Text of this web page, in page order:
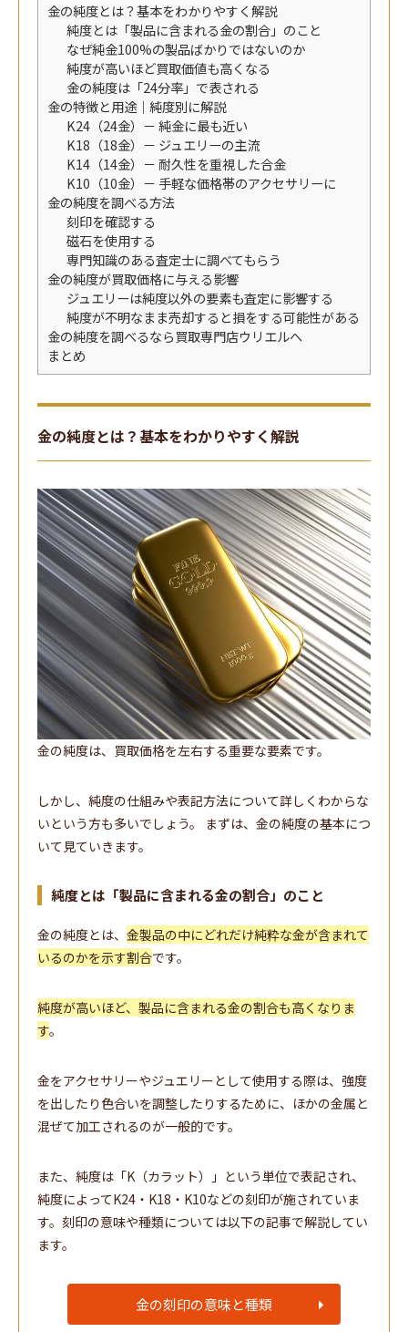
金の純度とは？基本をわかりやすく解説
純度とは「製品に含まれる金の割合」のこと
なぜ純金100%の製品ばかりではないのか
純度が高いほど買取価値も高くなる
金の純度は「24分率」で表される
金の特徴と用途｜純度別に解説
K24（24金）－ 純金に最も近い
K18（18金）－ ジュエリーの主流
K14（14金）－ 耐久性を重視した合金
K10（10金）－ 手軽な価格帯のアクセサリーに
金の純度を調べる方法
刻印を確認する
磁石を使用する
専門知識のある査定士に調べてもらう
金の純度が買取価格に与える影響
ジュエリーは純度以外の要素も査定に影響する
純度が不明なまま売却すると損をする可能性がある
金の純度を調べるなら買取専門店ウリエルへ
まとめ
金の純度とは？基本をわかりやすく解説
金の純度は、買取価格を左右する重要な要素です。
しかし、純度の仕組みや表記方法について詳しくわからな
いという方も多いでしょう。 まずは、金の純度の基本につ
いて見ていきます。
純度とは「製品に含まれる金の割合」のこと
金の純度とは、 金製品の中にどれだけ純粋な金が含まれて
いるのかを示す割合です。
純度が高いほど、製品に含まれる金の割合も高くなりま
す。
金をアクセサリーやジュエリーとして使用する際は、強度
を出したり色合いを調整したりするために、ほかの金属と
混ぜて加工されるのが一般的です。
また、純度は「K（カラット）」という単位で表記され、
純度によってK24・K18・K10などの刻印が施されていま
す。刻印の意味や種類については以下の記事で解説してい
ます。
金の刻印の意味と種類